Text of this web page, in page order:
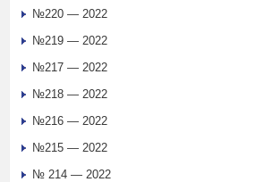
№220 — 2022
№219 — 2022
№217 — 2022
№218 — 2022
№216 — 2022
№215 — 2022
№ 214 — 2022